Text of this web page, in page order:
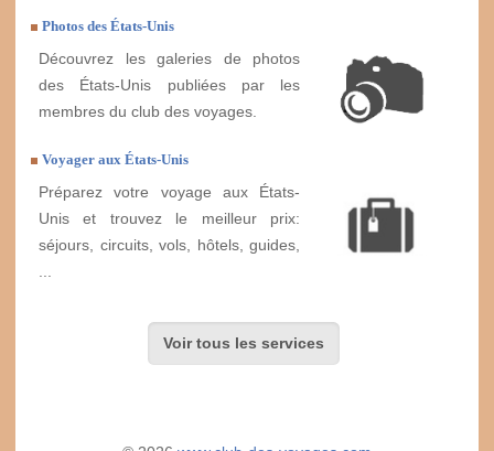
Photos des États-Unis
Découvrez les galeries de photos
des États-Unis publiées par les
membres du club des voyages.
Voyager aux États-Unis
Préparez votre voyage aux États-
Unis et trouvez le meilleur prix:
séjours, circuits, vols, hôtels, guides,
...
Voir tous les services